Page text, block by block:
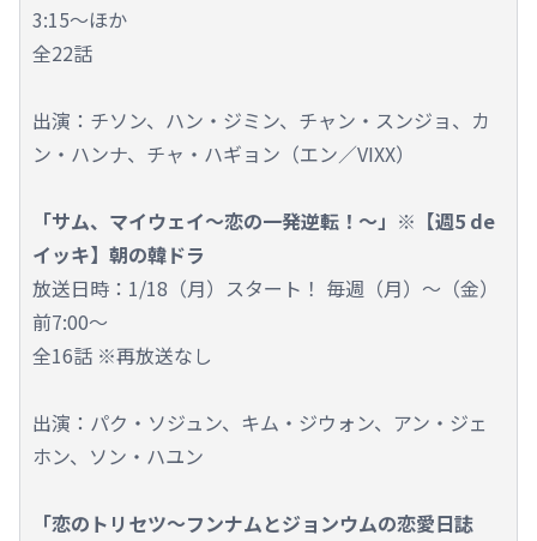
3:15～ほか
全22話
出演：チソン、ハン・ジミン、チャン・スンジョ、カ
ン・ハンナ、チャ・ハギョン（エン／VIXX）
「サム、マイウェイ～恋の一発逆転！～」※【週5 de
イッキ】朝の韓ドラ
放送日時：1/18（月）スタート！ 毎週（月）～（金）
前7:00～
全16話 ※再放送なし
出演：パク・ソジュン、キム・ジウォン、アン・ジェ
ホン、ソン・ハユン
「恋のトリセツ～フンナムとジョンウムの恋愛日誌